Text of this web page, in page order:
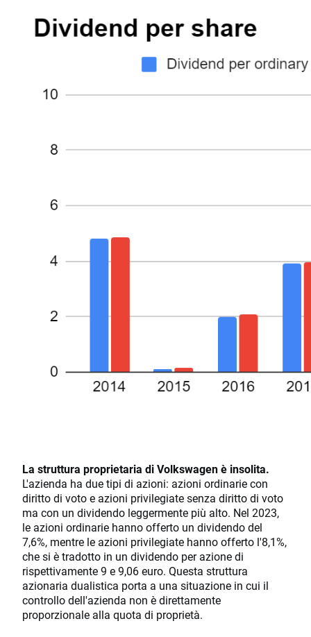
La struttura proprietaria di Volkswagen è insolita.
L'azienda ha due tipi di azioni: azioni ordinarie con
diritto di voto e azioni privilegiate senza diritto di voto
ma con un dividendo leggermente più alto. Nel 2023,
le azioni ordinarie hanno offerto un dividendo del
7,6%, mentre le azioni privilegiate hanno offerto l'8,1%,
che si è tradotto in un dividendo per azione di
rispettivamente 9 e 9,06 euro. Questa struttura
azionaria dualistica porta a una situazione in cui il
controllo dell'azienda non è direttamente
proporzionale alla quota di proprietà.